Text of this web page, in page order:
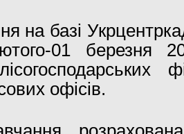
на базі
01 березня
офісів.